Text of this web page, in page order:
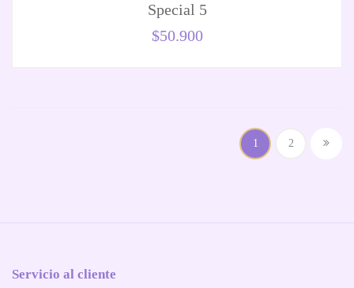
Special 5
$50.900
1 2
Servicio al cliente